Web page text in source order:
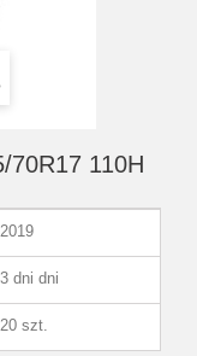
70R17 110H
2019
3 dni dni
20 szt.